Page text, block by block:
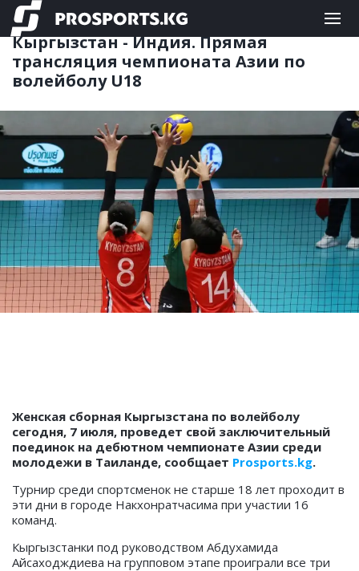
КОМАНДНЫЕ 07.07.2026 09:20
Кыргызстан - Индия. Прямая
трансляция чемпионата Азии по
волейболу U18
Женская сборная Кыргызстана по волейболу
сегодня, 7 июля, проведет свой заключительный
поединок на дебютном чемпионате Азии среди
молодежи в Таиланде, сообщает Prosports.kg.
Турнир среди спортсменок не старше 18 лет проходит в
эти дни в городе Накхонратчасима при участии 16
команд.
Кыргызстанки под руководством Абдухамида
Айсаходждиева на групповом этапе проиграли все три